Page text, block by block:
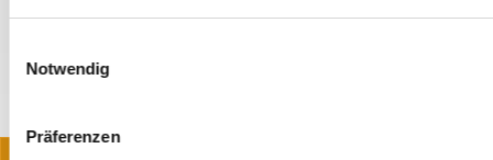
Notwendig
Präferenzen